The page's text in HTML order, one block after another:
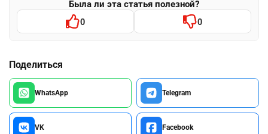
Была ли эта статья полезной?
0 0
Поделиться
WhatsApp Telegram
VK Facebook